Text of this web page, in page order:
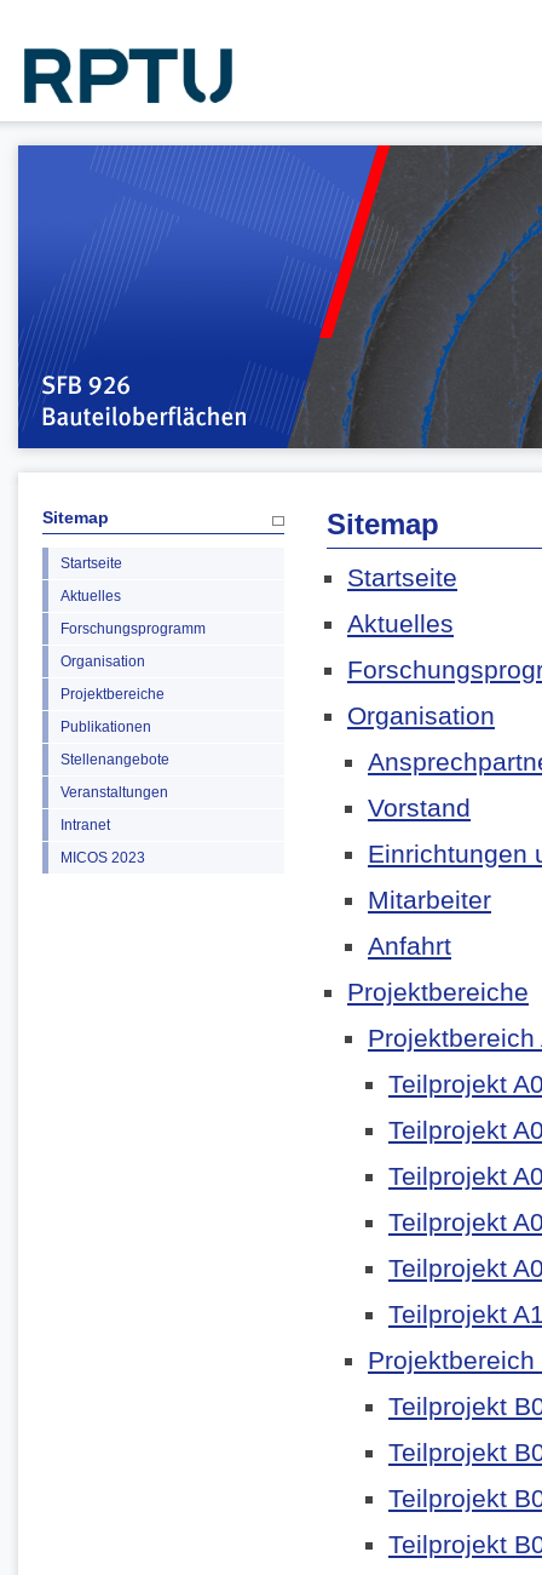
Sitemap
Startseite
Aktuelles
Forschungsprogramm
Organisation
Projektbereiche
Publikationen
Stellenangebote
Veranstaltungen
Intranet
MICOS 2023
Sitemap
Startseite
Aktuelles
Organisation
Vorstand
Einrichtungen
Mitarbeiter
Anfahrt
Projektbereiche
Projektbereich
Teilprojekt
Teilprojekt
Teilprojekt
Teilprojekt
Teilprojekt
Teilprojekt
Projektbereich
Teilprojekt
Teilprojekt
Teilprojekt
Teilprojekt